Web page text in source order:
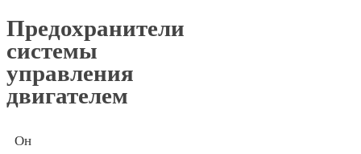
Предохранители
системы
управления
двигателем
Он